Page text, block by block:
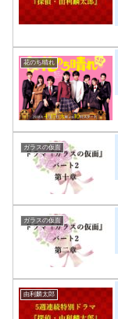
花のち晴れ
ガラスの仮面
ガラスの仮面
由利麟太郎